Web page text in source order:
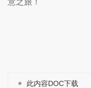
意之旅！
此内容DOC下载